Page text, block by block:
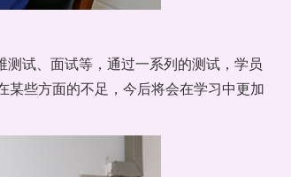
测试、面试等，通过一系列的测试，学员
某些方面的不足，今后将会在学习中更加